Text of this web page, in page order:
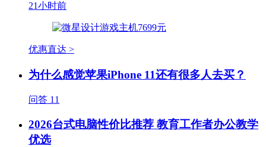
21小时前
优惠直达 >
为什么感觉苹果iPhone 11还有很多人去买？
问答 11
2026台式电脑性价比推荐 教育工作者办公教学
优选